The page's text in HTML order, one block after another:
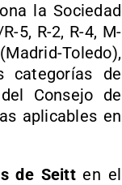
la Sociedad
5, R-2, R-4, M-
Toledo),
categorías de
Consejo de
aplicables en
de Seitten el